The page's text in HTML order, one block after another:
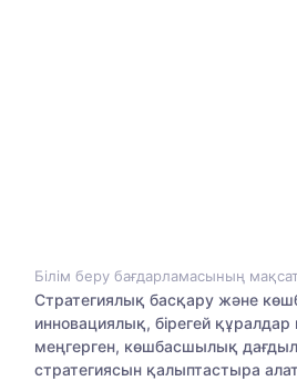
Білім беру бағдарламасының
Стратегиялық басқару және
инновациялық, бірегей құралдар
меңгерген, көшбасшылық
стратегиясын қалыптастыра